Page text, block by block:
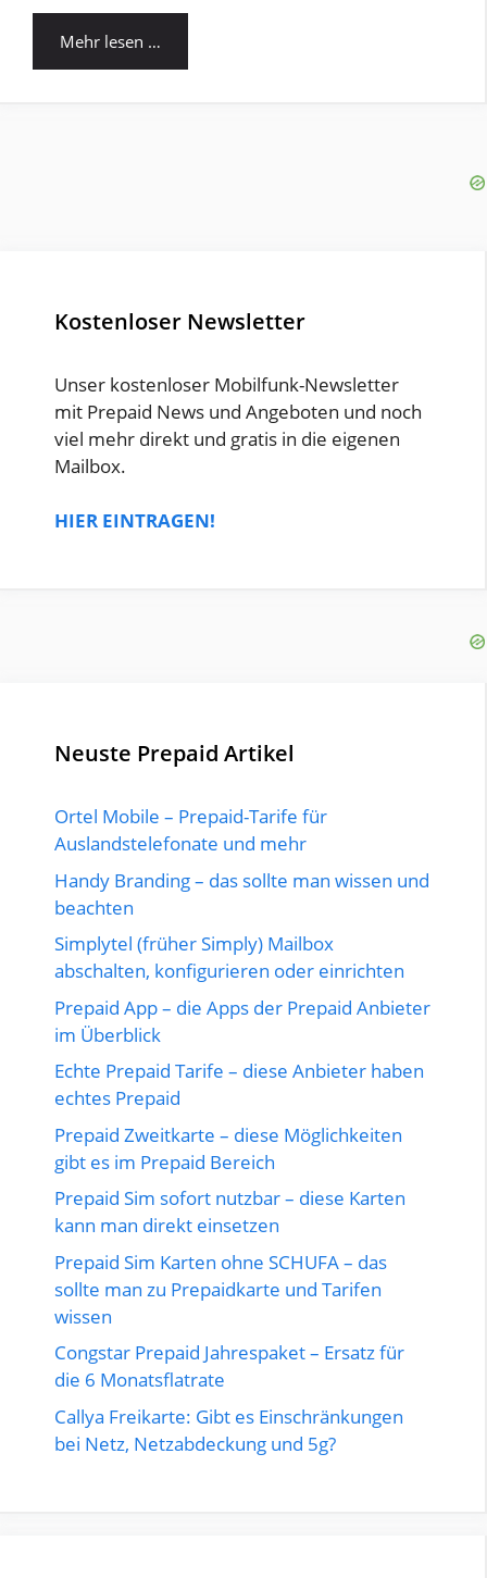
Mehr lesen …
Kostenloser Newsletter
Unser kostenloser Mobilfunk-Newsletter
mit Prepaid News und Angeboten und noch
viel mehr direkt und gratis in die eigenen
Mailbox.
HIER EINTRAGEN!
Neuste Prepaid Artikel
Ortel Mobile – Prepaid-Tarife für
Auslandstelefonate und mehr
Handy Branding – das sollte man wissen und
beachten
Simplytel (früher Simply) Mailbox
abschalten, konfigurieren oder einrichten
Prepaid App – die Apps der Prepaid Anbieter
im Überblick
Echte Prepaid Tarife – diese Anbieter haben
echtes Prepaid
Prepaid Zweitkarte – diese Möglichkeiten
gibt es im Prepaid Bereich
Prepaid Sim sofort nutzbar – diese Karten
kann man direkt einsetzen
Prepaid Sim Karten ohne SCHUFA – das
sollte man zu Prepaidkarte und Tarifen
wissen
Congstar Prepaid Jahrespaket – Ersatz für
die 6 Monatsflatrate
Callya Freikarte: Gibt es Einschränkungen
bei Netz, Netzabdeckung und 5g?